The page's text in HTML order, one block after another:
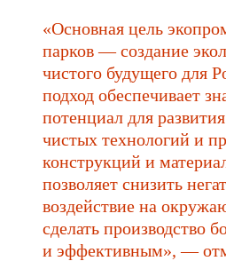
«Основная цель
парков — создание
чистого будущего для
подход обеспечивает
потенциал для
чистых технологий и
конструкций и
позволяет снизить
воздействие на
сделать производство
и эффективным», —